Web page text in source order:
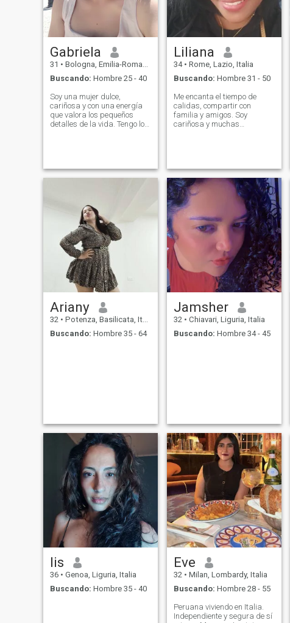
Gabriela
31 • Bologna, Emilia-Romagna, Italia
Buscando: Hombre 25 - 40
Soy una mujer dulce,
cariñosa y con una energía
que valora los pequeños
detalles de la vida. Tengo los
encanta salir a caminar,
explorar nuevos lugares,
también disfruto de la calma
y la tranquilidad de mi
propio espacio.
Liliana
34 • Rome, Lazio, Italia
Buscando: Hombre 31 - 50
Me encanta el tiempo de
calidas, compartir con
familia y amigos. Soy
cariñosa y muchas
Ariany
32 • Potenza, Basilicata, Italia
Buscando: Hombre 35 - 64
Jamsher
32 • Chiavari, Liguria, Italia
Buscando: Hombre 34 - 45
lis
36 • Genoa, Liguria, Italia
Buscando: Hombre 35 - 40
Eve
32 • Milan, Lombardy, Italia
Buscando: Hombre 28 - 55
Peruana viviendo en Italia.
Independiente y segura de sí